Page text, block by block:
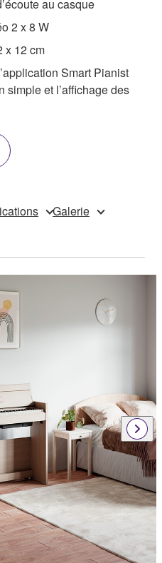
au casque
2 x 8 W
x 12 cm
Smart Pianist
simple et l’affichage des
Galerie